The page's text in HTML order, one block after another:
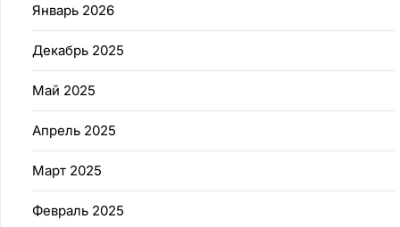
Январь 2026
Декабрь 2025
Май 2025
Апрель 2025
Март 2025
Февраль 2025